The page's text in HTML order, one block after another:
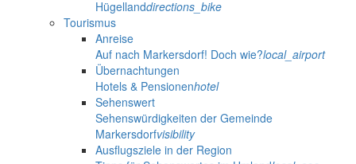
Hügellanddirections_bike
Tourismus
Anreise
Auf nach Markersdorf! Doch wie?local_airport
Übernachtungen
Hotels & Pensionenhotel
Sehenswert
Sehenswürdigkeiten der Gemeinde
Markersdorfvisibility
Ausflugsziele in der Region